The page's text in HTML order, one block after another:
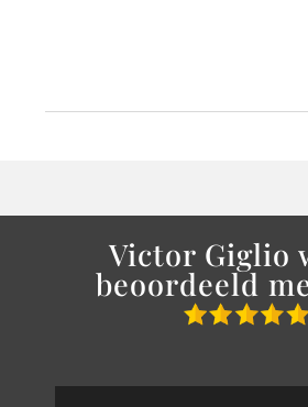
Victor Giglio
beoordeeld